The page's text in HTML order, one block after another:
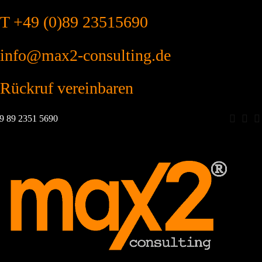
T +49 (0)89 23515690
info@max2-consulting.de
Rückruf vereinbaren
Zum
89 2351 5690